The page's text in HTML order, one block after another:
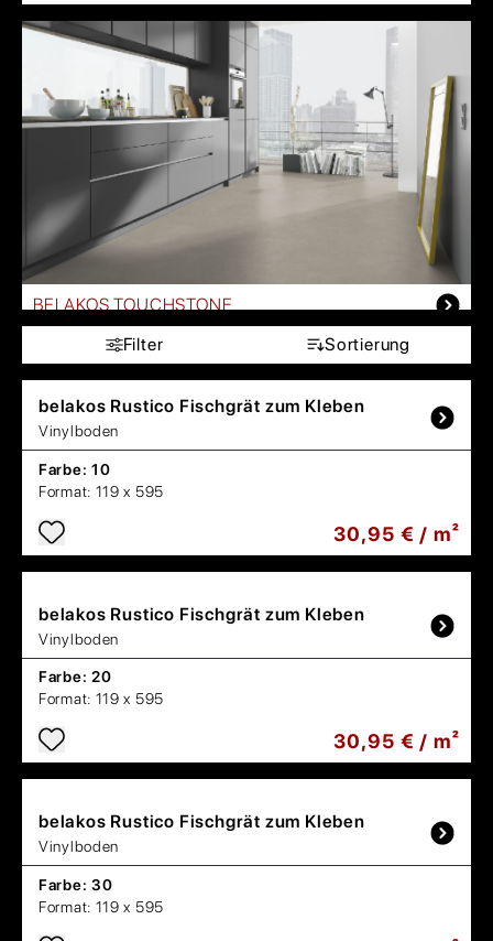
BELAKOS TOUCHSTONE
Filter
Sortierung
belakos Rustico Fischgrät zum Kleben
Vinylboden
Farbe: 10
Format: 119 x 595
30,95 € / m²
belakos Rustico Fischgrät zum Kleben
Vinylboden
Farbe: 20
Format: 119 x 595
30,95 € / m²
belakos Rustico Fischgrät zum Kleben
Vinylboden
Farbe: 30
Format: 119 x 595